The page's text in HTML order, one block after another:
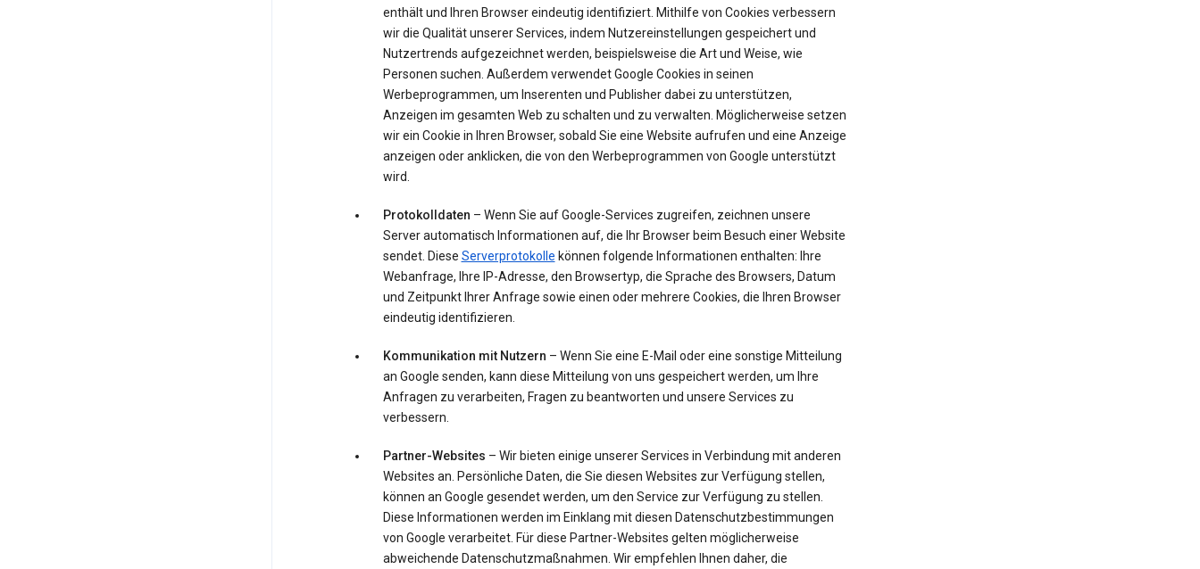
enthält und Ihren Browser eindeutig identifiziert. Mithilfe von Cookies verbessern
wir die Qualität unserer Services, indem Nutzereinstellungen gespeichert und
Nutzertrends aufgezeichnet werden, beispielsweise die Art und Weise, wie
Personen suchen. Außerdem verwendet Google Cookies in seinen
Werbeprogrammen, um Inserenten und Publisher dabei zu unterstützen,
Anzeigen im gesamten Web zu schalten und zu verwalten. Möglicherweise setzen
wir ein Cookie in Ihren Browser, sobald Sie eine Website aufrufen und eine Anzeige
anzeigen oder anklicken, die von den Werbeprogrammen von Google unterstützt
wird.
Protokolldaten – Wenn Sie auf Google-Services zugreifen, zeichnen unsere
Server automatisch Informationen auf, die Ihr Browser beim Besuch einer Website
sendet. Diese Serverprotokolle können folgende Informationen enthalten: Ihre
Webanfrage, Ihre IP-Adresse, den Browsertyp, die Sprache des Browsers, Datum
und Zeitpunkt Ihrer Anfrage sowie einen oder mehrere Cookies, die Ihren Browser
eindeutig identifizieren.
Kommunikation mit Nutzern – Wenn Sie eine E-Mail oder eine sonstige Mitteilung
an Google senden, kann diese Mitteilung von uns gespeichert werden, um Ihre
Anfragen zu verarbeiten, Fragen zu beantworten und unsere Services zu
verbessern.
Partner-Websites – Wir bieten einige unserer Services in Verbindung mit anderen
Websites an. Persönliche Daten, die Sie diesen Websites zur Verfügung stellen,
können an Google gesendet werden, um den Service zur Verfügung zu stellen.
Diese Informationen werden im Einklang mit diesen Datenschutzbestimmungen
von Google verarbeitet. Für diese Partner-Websites gelten möglicherweise
abweichende Datenschutzmaßnahmen. Wir empfehlen Ihnen daher, die